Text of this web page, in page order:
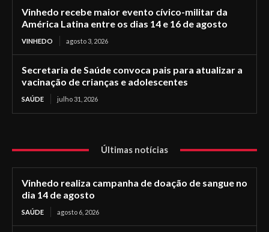
Vinhedo recebe maior evento cívico-militar da
América Latina entre os dias 14 e 16 de agosto
VINHEDO agosto 3, 2026
Secretaria de Saúde convoca pais para atualizar a
vacinação de crianças e adolescentes
SAÚDE julho 31, 2026
Últimas notícias
Vinhedo realiza campanha de doação de sangue no
dia 14 de agosto
SAÚDE agosto 6, 2026